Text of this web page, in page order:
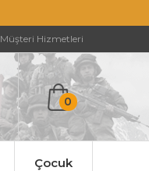
Müşteri Hizmetleri
0
Çocuk